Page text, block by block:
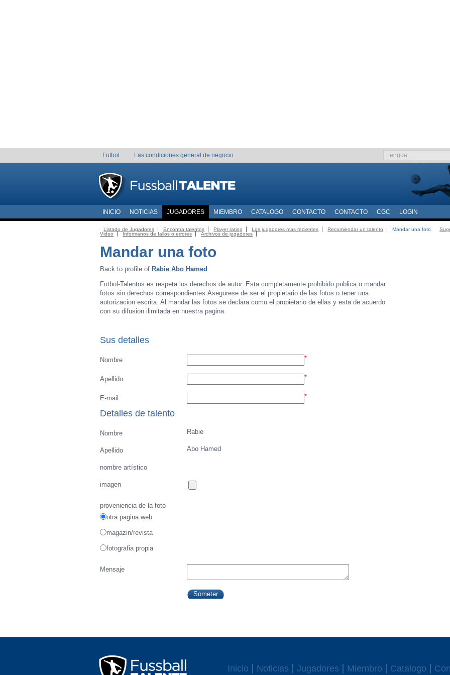
Futbol Las condiciones general de negocio
INICIO NOTICIAS JUGADORES MIEMBRO CATALOGO CONTACTO CONTACTO CGC LOGIN
Listado de Jugadores Encontra talentos Player rating Los jugadores mas recientes Recomiendar un talento Mandar una foto
Video
Informanos de fallos o errores Archivos de jugadores
Mandar una foto
Back to profile of Rabie Abo Hamed
Futbol-Talentos.es respeta los derechos de autor. Esta completamente prohibido publica o mandar
fotos sin derechos correspondientes.Asegurese de ser el propietario de las fotos o tener una
autorizacion escrita. Al mandar las fotos se declara como el propietario de ellas y esta de acuerdo
con su difusion ilimitada en nuestra pagina.
Sus detalles
Nombre *
Apellido *
E-mail *
Detalles de talento
Nombre Rabie
Apellido Abo Hamed
nombre artístico
imagen
proveniencia de la foto
otra pagina web
magazin/revista
fotografia propia
Mensaje
Inicio Noticias Jugadores Miembro Catalogo